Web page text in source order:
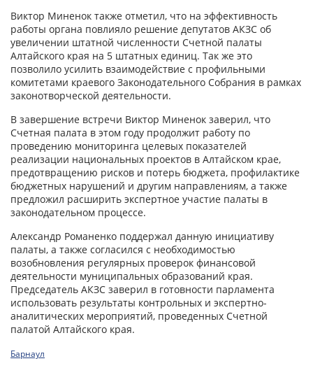
Виктор Миненок также отметил, что на эффективность
работы органа повлияло решение депутатов АКЗС об
увеличении штатной численности Счетной палаты
Алтайского края на 5 штатных единиц. Так же это
позволило усилить взаимодействие с профильными
комитетами краевого Законодательного Собрания в рамках
законотворческой деятельности.
В завершение встречи Виктор Миненок заверил, что
Счетная палата в этом году продолжит работу по
проведению мониторинга целевых показателей
реализации национальных проектов в Алтайском крае,
предотвращению рисков и потерь бюджета, профилактике
бюджетных нарушений и другим направлениям, а также
предложил расширить экспертное участие палаты в
законодательном процессе.
Александр Романенко поддержал данную инициативу
палаты, а также согласился с необходимостью
возобновления регулярных проверок финансовой
деятельности муниципальных образований края.
Председатель АКЗС заверил в готовности парламента
использовать результаты контрольных и экспертно-
аналитических мероприятий, проведенных Счетной
палатой Алтайского края.
Барнаул